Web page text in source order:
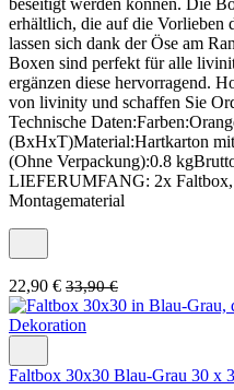
erhältlich, die auf die Vorlieben
lassen sich dank der Öse am
Boxen sind perfekt für alle
ergänzen diese hervorragend.
von livinity und schaffen Sie
Technische
(BxHxT)Material:Hartkarton
(Ohne Verpackung):0.8
LIEFERUMFANG: 2x Faltbox,
Montagematerial
22,90 € 33,90 €
Faltbox 30x30 Blau-Grau 30 x